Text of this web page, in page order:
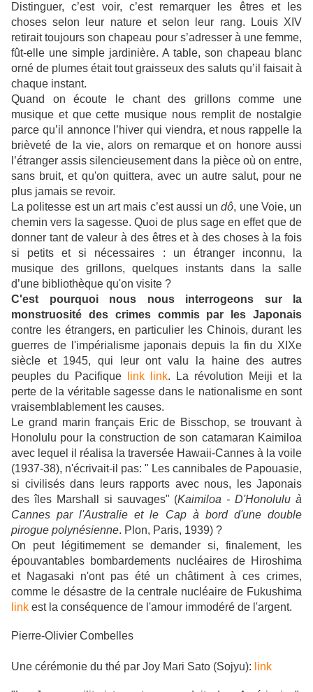
Distinguer, c’est voir, c’est remarquer les êtres et les
choses selon leur nature et selon leur rang. Louis XIV
retirait toujours son chapeau pour s’adresser à une femme,
fût-elle une simple jardinière. A table, son chapeau blanc
orné de plumes était tout graisseux des saluts qu’il faisait à
chaque instant.
Quand on écoute le chant des grillons comme une
musique et que cette musique nous remplit de nostalgie
parce qu’il annonce l’hiver qui viendra, et nous rappelle la
brièveté de la vie, alors on remarque et on honore aussi
l’étranger assis silencieusement dans la pièce où on entre,
sans bruit, et qu'on quittera, avec un autre salut, pour ne
plus jamais se revoir.
La politesse est un art mais c’est aussi undô, une Voie, un
chemin vers la sagesse. Quoi de plus sage en effet que de
donner tant de valeur à des êtres et à des choses à la fois
si petits et si nécessaires : un étranger inconnu, la
musique des grillons, quelques instants dans la salle
d’une bibliothèque qu'on visite ?
C'est pourquoi nous nous interrogeons sur la
monstruosité des crimes
commis par les Japonais
contre les étrangers, en particulier les Chinois, durant les
guerres de l'impérialisme japonais depuis la fin du XIXe
siècle et 1945, qui leur ont valu la haine des autres
peuples du Pacifique
link link. La révolution Meiji et la
perte de la véritable sagesse dans le nationalisme en sont
vraisemblablement les causes.
Le grand marin français Eric de Bisschop, se trouvant à
Honolulu pour la construction de son catamaran Kaimiloa
avec lequel il réalisa la traversée Hawaii-Cannes à la voile
(1937-38), n'écrivait-il pas: " Les cannibales de Papouasie,
si civilisés dans leurs rapports avec nous, les Japonais
des îles Marshall si sauvages" (Kaimiloa - D'Honolulu à
Cannes par l'Australie et le Cap à bord d'une double
pirogue polynésienne. Plon, Paris, 1939) ?
On peut légitimement se demander si, finalement, les
épouvantables bombardements nucléaires de Hiroshima
et Nagasaki n'ont pas été un châtiment à ces crimes,
comme le désastre de la centrale nucléaire de Fukushima
link est la conséquence de l'amour immodéré de l'argent.
Pierre-Olivier Combelles
Une cérémonie du thé par Joy Mari Sato (Sojyu): link